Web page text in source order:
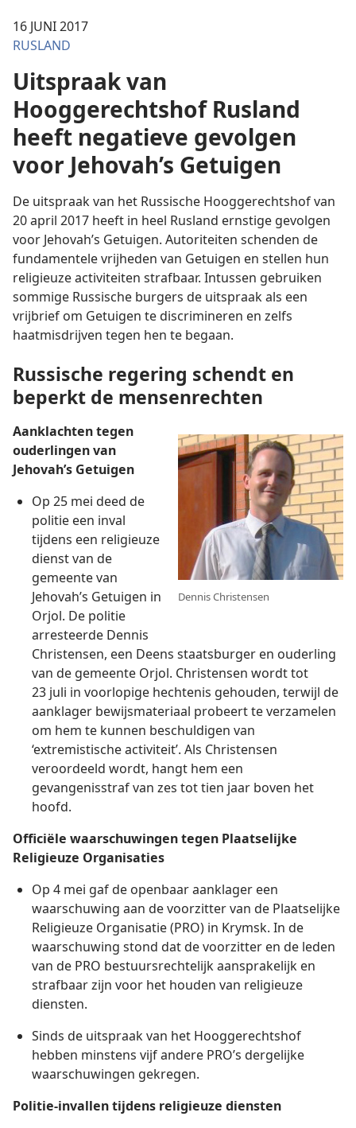
16 JUNI 2017
RUSLAND
Uitspraak van
Hooggerechtshof Rusland
heeft negatieve gevolgen
voor Jehovah’s Getuigen
De uitspraak van het Russische Hooggerechtshof van
20 april 2017 heeft in heel Rusland ernstige gevolgen
voor Jehovah’s Getuigen. Autoriteiten schenden de
fundamentele vrijheden van Getuigen en stellen hun
religieuze activiteiten strafbaar. Intussen gebruiken
sommige Russische burgers de uitspraak als een
vrijbrief om Getuigen te discrimineren en zelfs
haatmisdrijven tegen hen te begaan.
Russische regering schendt en
beperkt de mensenrechten
Dennis Christensen
Aanklachten tegen
ouderlingen van
Jehovah’s Getuigen
Op 25 mei deed de
politie een inval
tijdens een religieuze
dienst van de
gemeente van
Jehovah’s Getuigen in
Orjol. De politie
arresteerde Dennis
Christensen, een Deens staatsburger en ouderling
van de gemeente Orjol. Christensen wordt tot
23 juli in voorlopige hechtenis gehouden, terwijl de
aanklager bewijsmateriaal probeert te verzamelen
om hem te kunnen beschuldigen van
‘extremistische activiteit’. Als Christensen
veroordeeld wordt, hangt hem een
gevangenisstraf van zes tot tien jaar boven het
hoofd.
Officiële waarschuwingen tegen Plaatselijke
Religieuze Organisaties
Op 4 mei gaf de openbaar aanklager een
waarschuwing aan de voorzitter van de Plaatselijke
Religieuze Organisatie (PRO) in Krymsk. In de
waarschuwing stond dat de voorzitter en de leden
van de PRO bestuursrechtelijk aansprakelijk en
strafbaar zijn voor het houden van religieuze
diensten.
Sinds de uitspraak van het Hooggerechtshof
hebben minstens vijf andere PRO’s dergelijke
waarschuwingen gekregen.
Politie-invallen tijdens religieuze diensten